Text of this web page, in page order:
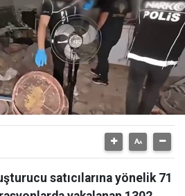
satıcılarına yönelik 71